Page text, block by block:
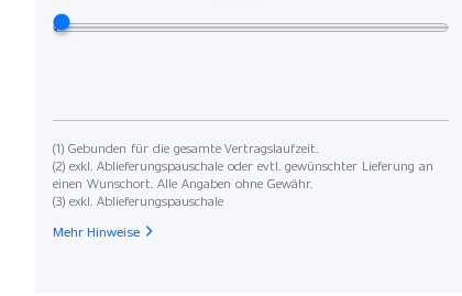
(1) Gebunden für die gesamte Vertragslaufzeit.
(2) exkl. Ablieferungspauschale oder evtl. gewünschter Lieferung an
einen Wunschort. Alle Angaben ohne Gewähr.
(3) exkl. Ablieferungspauschale
Mehr Hinweise